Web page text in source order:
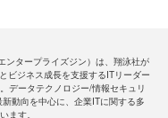
ンタープライズジン）は、翔泳社が
ビジネス成長を支援するITリーダー
データテクノロジー/情報セキュリ
動向を中心に、企業ITに関する多
ます。